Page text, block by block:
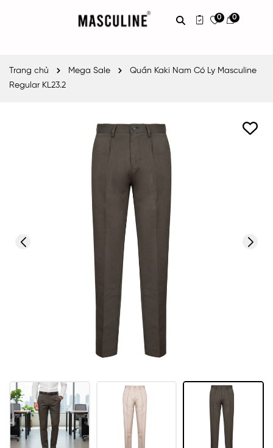
0 0
Trang chủ Mega Sale
Quần Kaki Nam Có Ly Masculine
Regular KL23.2